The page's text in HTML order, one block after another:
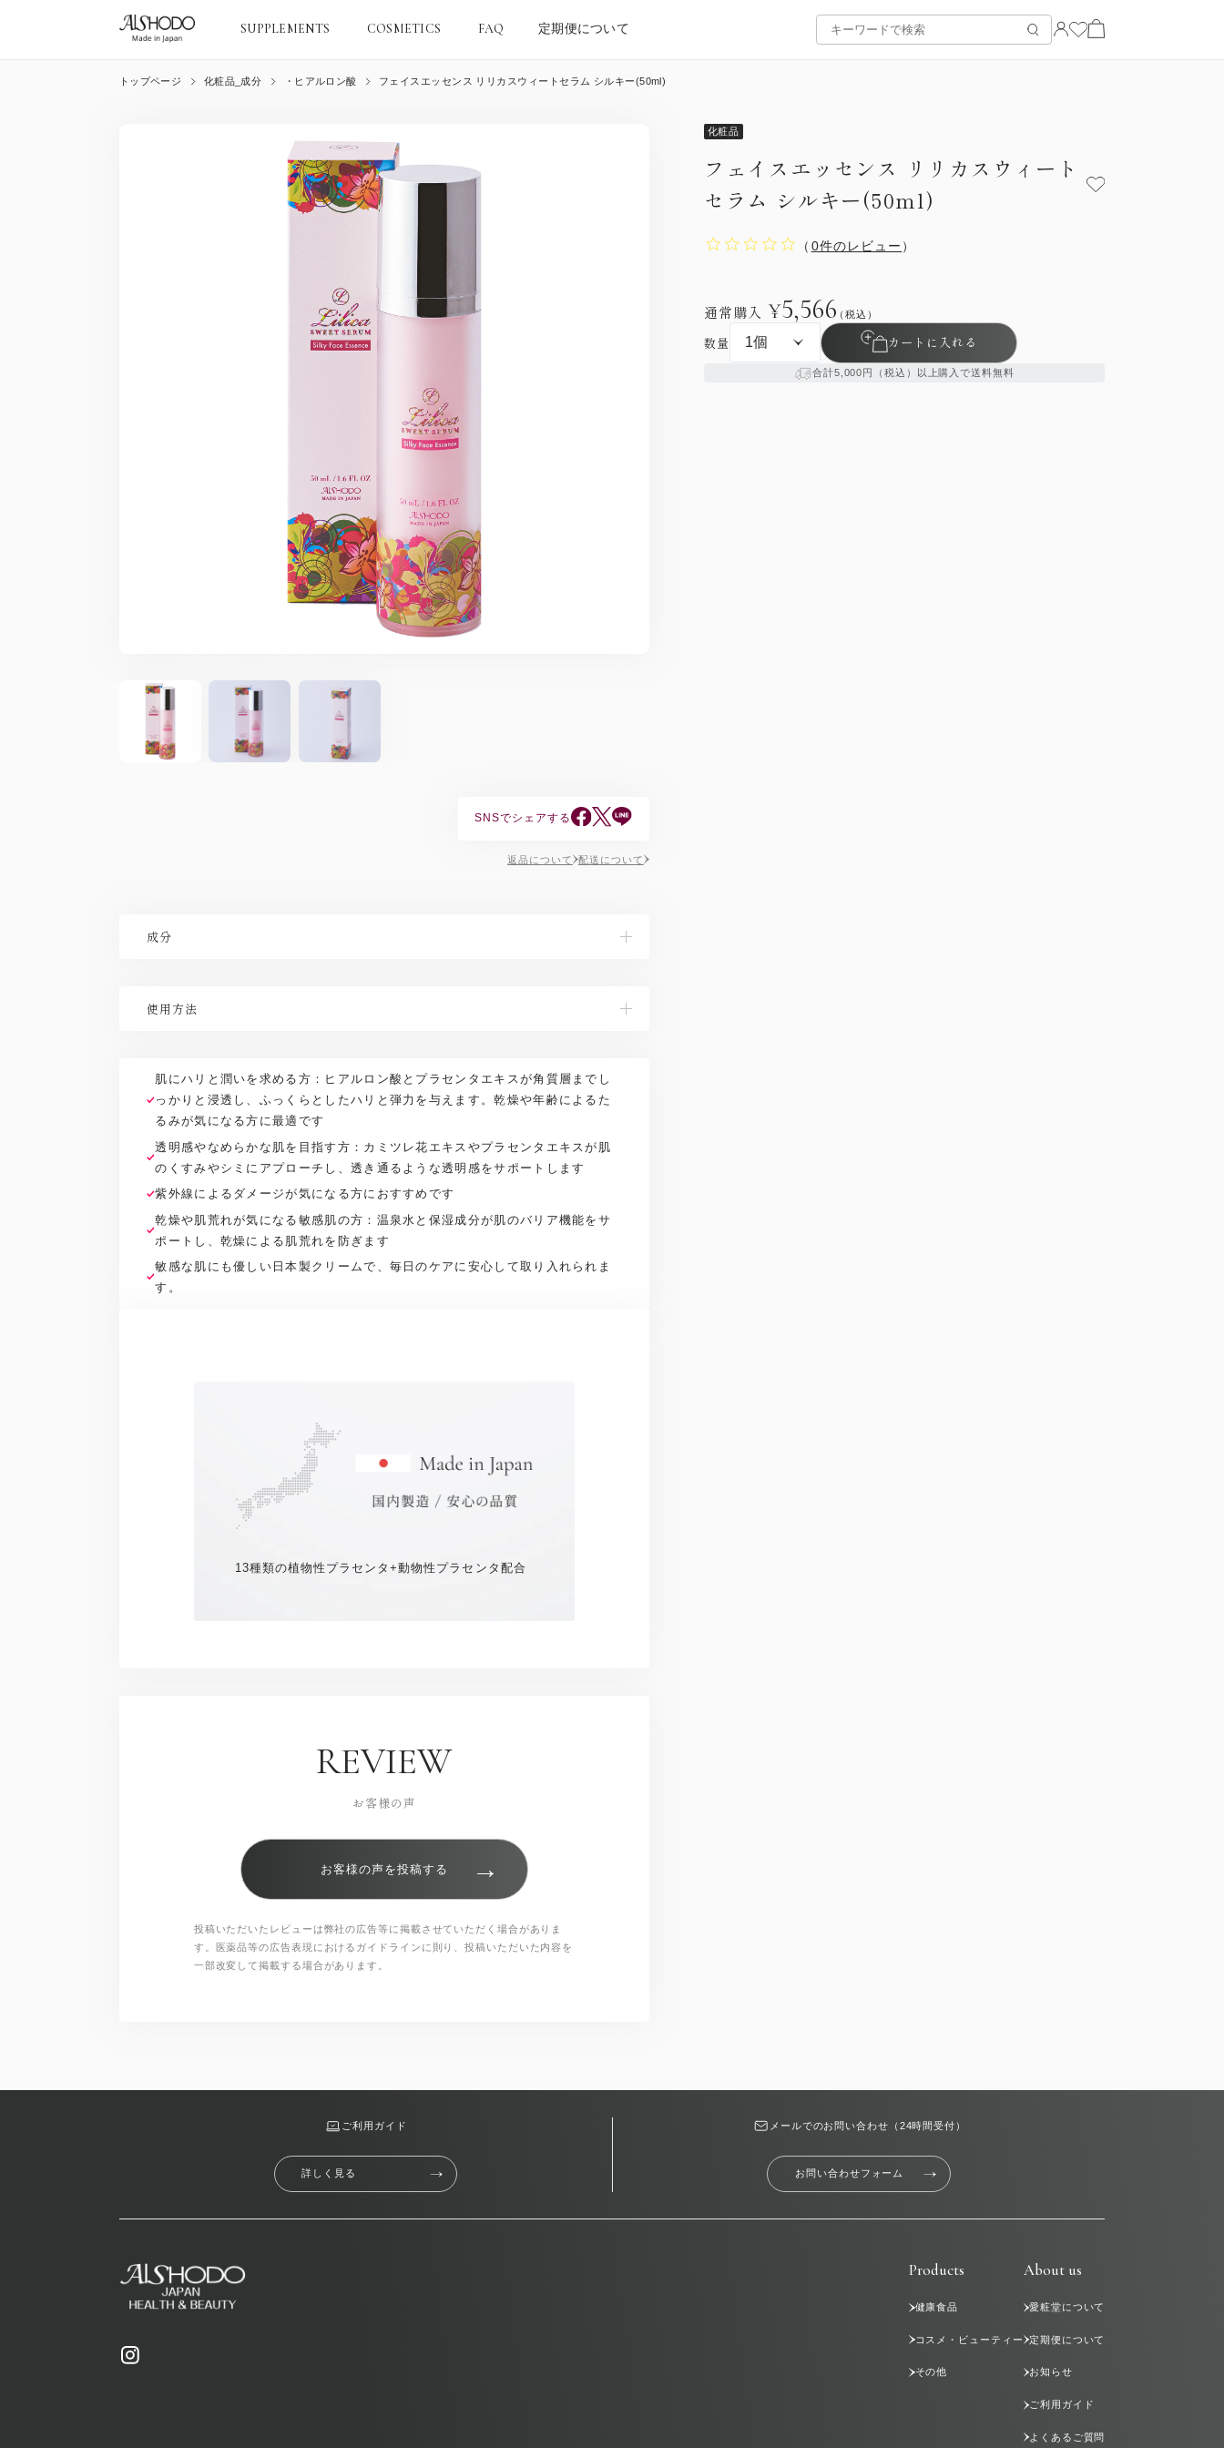
SUPPLEMENTS COSMETICS FAQ 定期便について
トップページ 化粧品_成分 ・ヒアルロン酸 フェイスエッセンス リリカスウィートセラム シルキー(50ml)
SNSでシェアする
返品について 配送について
成分
ンポポ）花エキス、ヒアルロン酸Na、ユビキノン、加水分解コラーゲン、アセチルヘキサペプチ
商品の改良や表示方法の変更などにより、実際の成分と一部異なる場合があります。実際の成分
は商品の表示をご覧ください。
使用方法
肌にハリと潤いを求める方：ヒアルロン酸とプラセンタエキスが角質層までし
っかりと浸透し、ふっくらとしたハリと弾力を与えます。乾燥や年齢によるた
るみが気になる方に最適です
透明感やなめらかな肌を目指す方：カミツレ花エキスやプラセンタエキスが肌
のくすみやシミにアプローチし、透き通るような透明感をサポートします
紫外線によるダメージが気になる方におすすめです
乾燥や肌荒れが気になる敏感肌の方：温泉水と保湿成分が肌のバリア機能をサ
ポートし、乾燥による肌荒れを防ぎます
敏感な肌にも優しい日本製クリームで、毎日のケアに安心して取り入れられま
す。
13種類の植物性プラセンタ+動物性プラセンタ配合
REVIEW
お客様の声
お客様の声を投稿する →
投稿いただいたレビューは弊社の広告等に掲載させていただく場合がありま
す。医薬品等の広告表現におけるガイドラインに則り、投稿いただいた内容を
一部改変して掲載する場合があります。
化粧品
フェイスエッセンス リリカスウィート
セラム シルキー(50ml)
（ 0件のレビュー ）
通常購入 ¥5,566（税込）
数量 カートに入れる
合計5,000円（税込）以上購入で送料無料
ご利用ガイド
詳しく見る
メールでのお問い合わせ（24時間受付）
お問い合わせフォーム
Products
健康食品
コスメ・ビューティー
その他
About us
愛粧堂について
定期便について
お知らせ
ご利用ガイド
よくあるご質問